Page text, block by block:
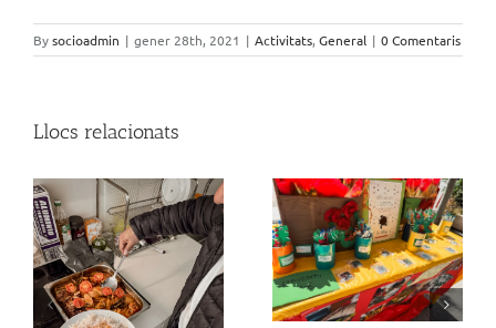
Bysocioadmin | gener 28th, 2021 | Activitats, General | 0 Comentaris
Llocs relacionats
Moments que parlen
per si sols…
El terrat de Moragas